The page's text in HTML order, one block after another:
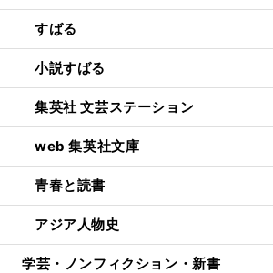
すばる
小説すばる
集英社 文芸ステーション
web 集英社文庫
青春と読書
アジア人物史
学芸・ノンフィクション・新書